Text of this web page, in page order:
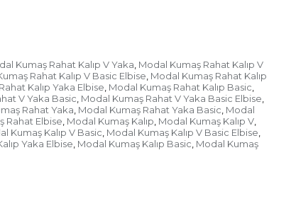
Kumaş Rahat Kalıp V Yaka, Modal Kumaş Rahat Kalıp V
Rahat Kalıp V Basic Elbise, Modal Kumaş Rahat Kalıp
Kalıp Yaka Elbise, Modal Kumaş Rahat Kalıp Basic,
V Yaka Basic, Modal Kumaş Rahat V Yaka Basic Elbise,
Rahat Yaka, Modal Kumaş Rahat Yaka Basic, Modal
Rahat Elbise, Modal Kumaş Kalıp, Modal Kumaş Kalıp V,
Kumaş Kalıp V Basic, Modal Kumaş Kalıp V Basic Elbise,
Yaka Elbise, Modal Kumaş Kalıp Basic, Modal Kumaş